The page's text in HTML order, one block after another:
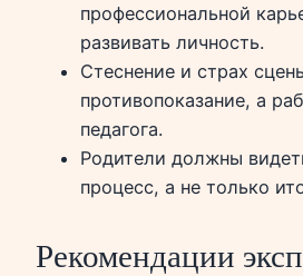
профессиональной
развивать личность.
Стеснение и страх
противопоказание, а
педагога.
Родители должны
процесс, а не только
Рекомендации